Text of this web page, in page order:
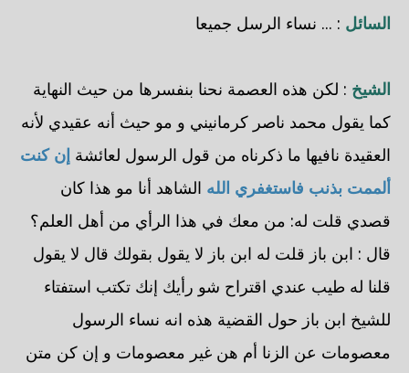
السائل : ... نساء الرسل جميعا
الشيخ : لكن هذه العصمة نحنا بنفسرها من حيث النهاية
كما يقول محمد ناصر كرمانيني و مو حيث أنه عقيدي لأنه
العقيدة نافيها ما ذكرناه من قول الرسول لعائشة إن كنت
ألممت بذنب فاستغفري الله الشاهد أنا مو هذا كان
قصدي قلت له: من معك في هذا الرأي من أهل العلم؟
قال : ابن باز قلت له ابن باز لا يقول بقولك قال لا يقول
قلنا له طيب عندي اقتراح شو رأيك إنك تكتب استفتاء
للشيخ ابن باز حول القضية هذه انه نساء الرسول
معصومات عن الزنا أم هن غير معصومات و إن كن متن